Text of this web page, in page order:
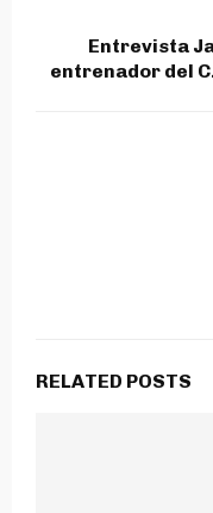
Entrevista
entrenador del
RELATED POSTS